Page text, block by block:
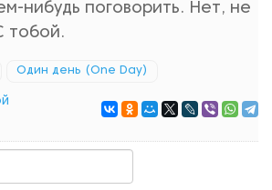
нибудь поговорить. Нет, не
тобой.
Один день (One Day)